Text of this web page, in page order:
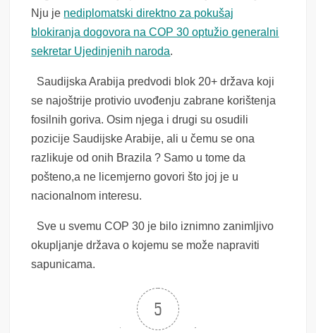
Nju je nediplomatski direktno za pokušaj
blokiranja dogovora na COP 30 optužio generalni
sekretar Ujedinjenih naroda.
Saudijska Arabija predvodi blok 20+ država koji
se najoštrije protivio uvođenju zabrane korištenja
fosilnih goriva. Osim njega i drugi su osudili
pozicije Saudijske Arabije, ali u čemu se ona
razlikuje od onih Brazila ? Samo u tome da
pošteno,a ne licemjerno govori što joj je u
nacionalnom interesu.
Sve u svemu COP 30 je bilo iznimno zanimljivo
okupljanje država o kojemu se može napraviti
sapunicama.
5